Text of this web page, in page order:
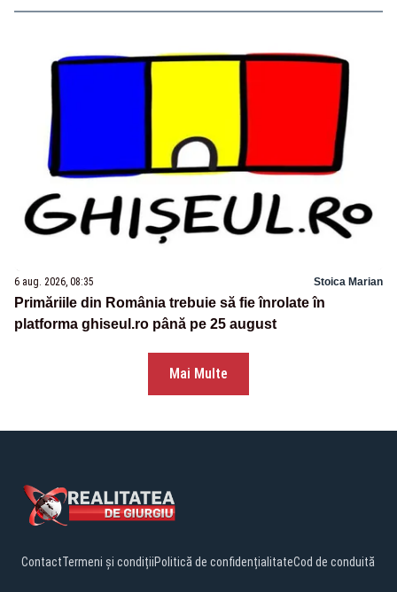
6 aug. 2026, 08:35 Stoica Marian
Primăriile din România trebuie să fie înrolate în
platforma ghiseul.ro până pe 25 august
Mai Multe
ContactTermeni și condițiiPolitică de confidențialitateCod de conduită